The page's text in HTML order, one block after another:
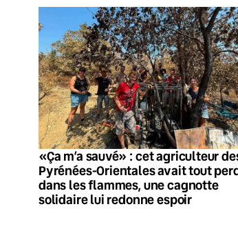
«Ça m’a sauvé» : cet agriculteur
Pyrénées-Orientales avait tout
dans les flammes, une cagnotte
solidaire lui redonne espoir